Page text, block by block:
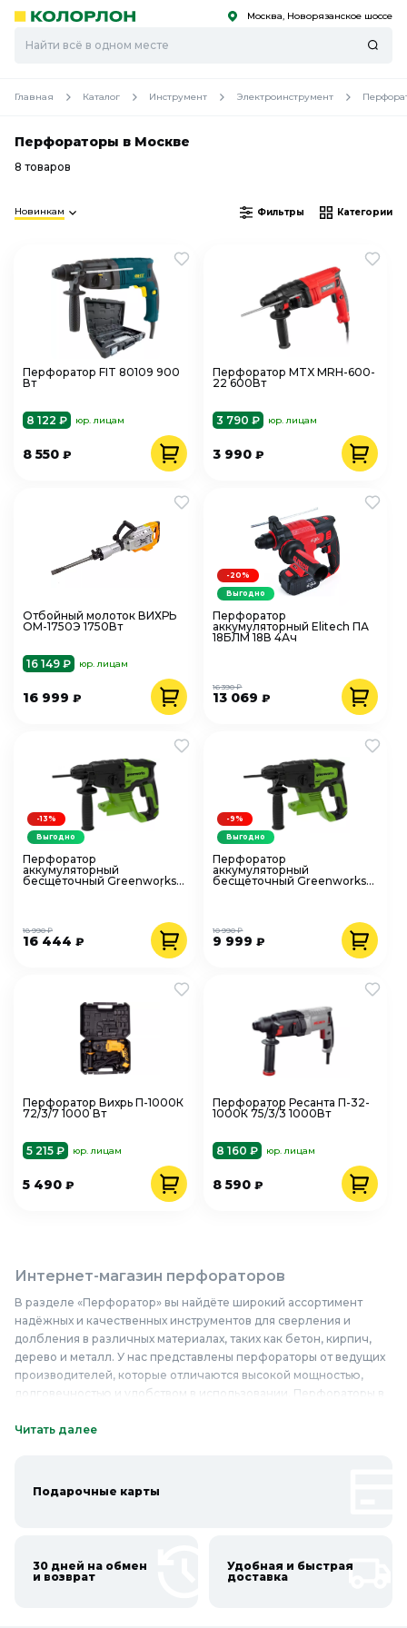
Скоро
Скоро Москва, Новорязанское шоссе
Главная Каталог Инструмент Электроинструмент
Перфораторы в Москве
8 товаров
Новинкам Фильтры Категории
Перфоратор FIT 80109 900
Вт
8 122 ₽ юр. лицам
8 550 ₽
Перфоратор MTX MRH-600-
22 600Вт
3 790 ₽ юр. лицам
3 990₽
Отбойный молоток ВИХРЬ
ОМ-1750Э 1750Вт
16 149 ₽ юр. лицам
16 999 ₽
Перфоратор
аккумуляторный Elitech ПА
18БЛМ 18В 4Ач
13 069₽
16 390 ₽
-20%
Выгодно
Перфоратор
аккумуляторный
бесщеточный Greenworks
16 444 ₽
18 990 ₽
-13%
Выгодно
Перфоратор
аккумуляторный
бесщеточный Greenworks
9 999₽
10 990 ₽
-9%
Выгодно
Перфоратор Вихрь П-1000К
72/3/7 1000 Вт
5 215 ₽ юр. лицам
5 490 ₽
Перфоратор Ресанта П-32-
1000К 75/3/3 1000Вт
8 160 ₽ юр. лицам
8 590₽
Интернет-магазин перфораторов
В разделе «Перфоратор» вы найдёте широкий ассортимент
надёжных и качественных инструментов для сверления и
долбления в различных материалах, таких как бетон, кирпич,
дерево и металл. У нас представлены перфораторы от ведущих
производителей, которые отличаются высокой мощностью,
долговечностью и удобством в использовании. Перфораторы в
системами гашения вибрации и дополнительными функциями,
интернет-магазине, выбрав модель, которая соответствует
использования при выполнении строительных и ремонтных
Читать далее
Подарочные карты
30 дней на обмен
и возврат
Удобная и быстрая
доставка